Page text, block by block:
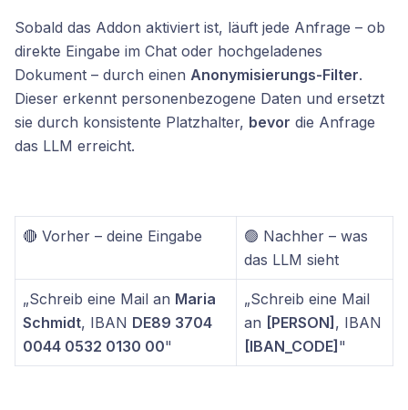
Sobald das Addon aktiviert ist, läuft jede Anfrage – ob
direkte Eingabe im Chat oder hochgeladenes
Dokument – durch einen Anonymisierungs-Filter.
Dieser erkennt personenbezogene Daten und ersetzt
sie durch konsistente Platzhalter, bevor die Anfrage
das LLM erreicht.
🔴 Vorher – deine Eingabe
🟢 Nachher – was
das LLM sieht
„Schreib eine Mail an Maria
Schmidt, IBAN DE89 3704
0044 0532 0130 00"
„Schreib eine Mail
an [PERSON] , IBAN
[IBAN_CODE] "